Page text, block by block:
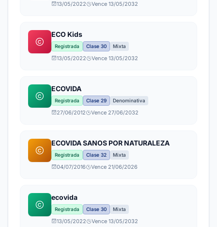
13/05/2022 Vence 13/05/2032
ECO Kids
Registrada Clase 30 Mixta
13/05/2022 Vence 13/05/2032
ECOVIDA
Registrada Clase 29 Denominativa
27/06/2012 Vence 27/06/2032
ECOVIDA SANOS POR NATURALEZA
Registrada Clase 32 Mixta
04/07/2016 Vence 21/06/2026
ecovida
Registrada Clase 30 Mixta
13/05/2022 Vence 13/05/2032